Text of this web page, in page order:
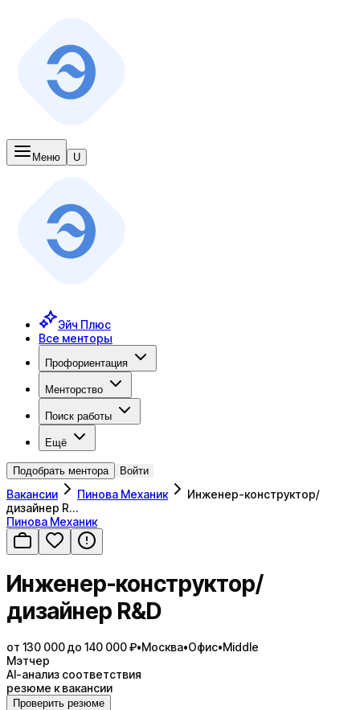
Меню U
Эйч Плюс
Все менторы
Профориентация
Менторство
Поиск работы
Ещё
Подобрать ментора Войти
Вакансии Пинова Механик
Инженер-конструктор/
дизайнер R…
Пинова Механик
Инженер-конструктор/
дизайнер R&D
от 130 000 до 140 000 ₽•Москва•Офис•Middle
Мэтчер
AI-анализ соответствия
резюме к вакансии
Проверить резюме